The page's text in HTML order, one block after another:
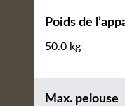
Poids de
50.0 kg
Max. pelouse